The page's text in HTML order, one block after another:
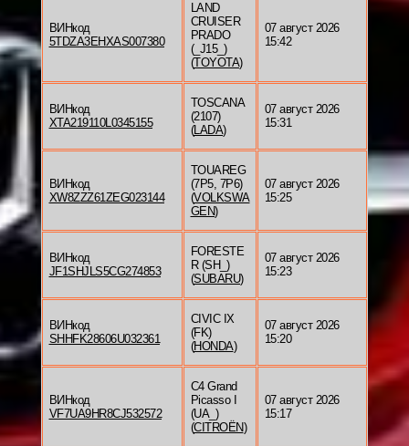
ВИНкод
5TDZA3EHXAS007380
LAND
CRUISER
PRADO
(_J15_)
(TOYOTA)
07 август 2026
15:42
ВИНкод
XTA219110L0345155
TOSCANA
(2107)
(LADA)
07 август 2026
15:31
ВИНкод
XW8ZZZ61ZEG023144
TOUAREG
(7P5, 7P6)
(VOLKSWA
GEN)
07 август 2026
15:25
ВИНкод
JF1SHJLS5CG274853
FORESTE
R (SH_)
(SUBARU)
07 август 2026
15:23
ВИНкод
SHHFK28606U032361
CIVIC IX
(FK)
(HONDA)
07 август 2026
15:20
ВИНкод
VF7UA9HR8CJ532572
C4 Grand
Picasso I
(UA_)
(CITROËN)
07 август 2026
15:17